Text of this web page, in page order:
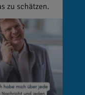
zu schätzen.